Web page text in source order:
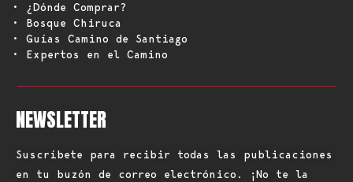
• ¿Dónde Comprar?
• Bosque Chiruca
• Guías Camino de Santiago
• Expertos en el Camino
NEWSLETTER
Suscríbete para recibir todas las publicaciones
en tu buzón de correo electrónico. ¡No te la